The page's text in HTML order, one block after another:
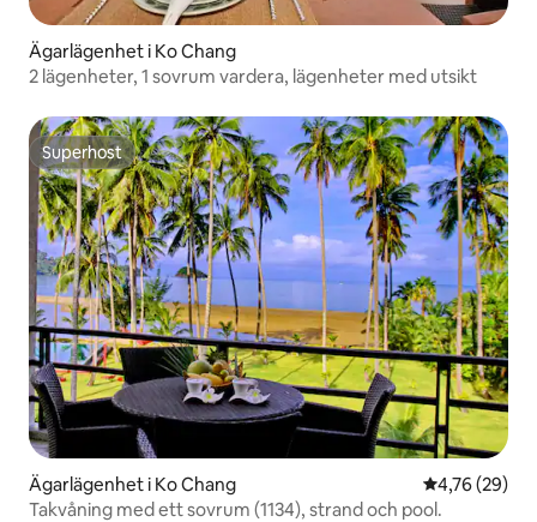
Ägarlägenhet i Ko Chang
2 lägenheter, 1 sovrum vardera, lägenheter med utsikt
Superhost
Superhost
Ägarlägenhet i Ko Chang 4,76 av 5 i
4,76 (29)
Takvåning med ett sovrum (1134), strand och pool.